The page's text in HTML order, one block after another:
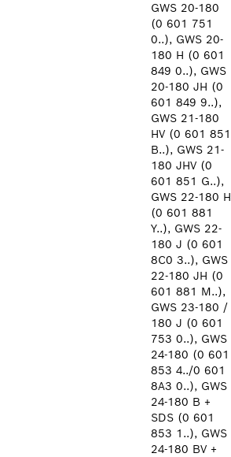
GWS 20-180
(0 601 751
0..), GWS 20-
180 H (0 601
849 0..), GWS
20-180 JH (0
601 849 9..),
GWS 21-180
HV (0 601 851
B..), GWS 21-
180 JHV (0
601 851 G..),
GWS 22-180 H
(0 601 881
Y..), GWS 22-
180 J (0 601
8C0 3..), GWS
22-180 JH (0
601 881 M..),
GWS 23-180 /
180 J (0 601
753 0..), GWS
24-180 (0 601
853 4../0 601
8A3 0..), GWS
24-180 B +
SDS (0 601
853 1..), GWS
24-180 BV +